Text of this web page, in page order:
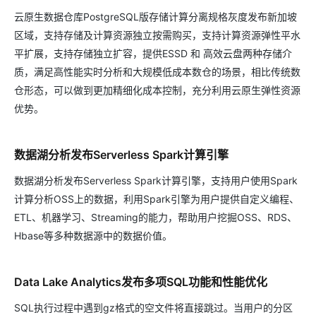
云原生数据仓库PostgreSQL版存储计算分离规格灰度发布新加坡
区域，支持存储及计算资源独立按需购买，支持计算资源弹性平水
平扩展，支持存储独立扩容，提供ESSD 和 高效云盘两种存储介
质，满足高性能实时分析和大规模低成本数仓的场景，相比传统数
仓形态，可以做到更加精细化成本控制，充分利用云原生弹性资源
优势。
数据湖分析发布Serverless Spark计算引擎
数据湖分析发布Serverless Spark计算引擎，支持用户使用Spark
计算分析OSS上的数据，利用Spark引擎为用户提供自定义编程、
ETL、机器学习、Streaming的能力，帮助用户挖掘OSS、RDS、
Hbase等多种数据源中的数据价值。
Data Lake Analytics发布多项SQL功能和性能优化
SQL执行过程中遇到gz格式的空文件将直接跳过。当用户的分区